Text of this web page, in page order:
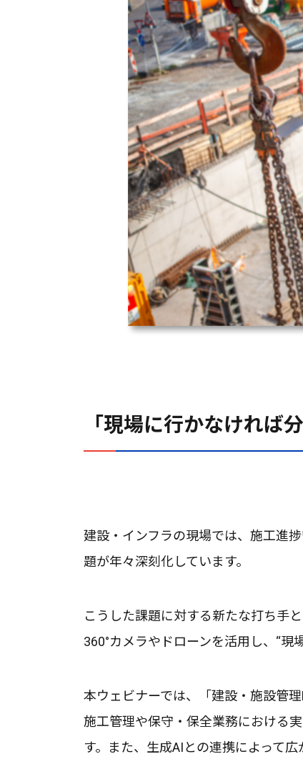
「現場に行かなければ
建設・インフラの現場では、施工進
題が年々深刻化しています。
こうした課題に対する新たな打ち手
360°カメラやドローンを活用し、“現
本ウェビナーでは、「建設・施設管理
施工管理や保守・保全業務における
す。また、生成AIとの連携によって